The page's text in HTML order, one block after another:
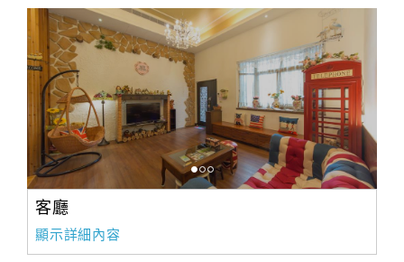
客廳
顯示詳細內容